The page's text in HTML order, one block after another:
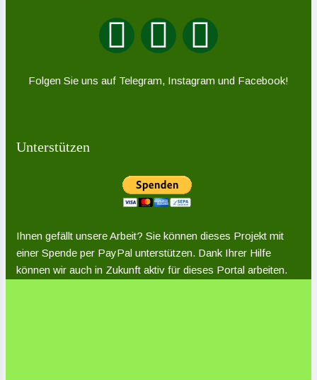
Folgen Sie uns auf Telegram, Instagram und Facebook!
Unterstützen
Ihnen gefällt unsere Arbeit? Sie können dieses Projekt mit
einer Spende per PayPal unterstützen. Dank Ihrer Hilfe
können wir auch in Zukunft aktiv für dieses Portal arbeiten.